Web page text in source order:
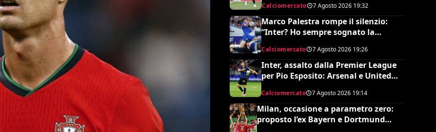
Calciomercato 7 Agosto 2026 19:32
Marco Palestra rompe il silenzio:
“Inter? Ho sempre sognato la
Calciomercato 7 Agosto 2026 19:26
Inter, assalto dalla Premier League
per Pio Esposito: Arsenal e United
pronti al maxi rilancio
Calciomercato 7 Agosto 2026 19:14
Milan, occasione a parametro zero:
proposto l’ex Bayern e Dortmund